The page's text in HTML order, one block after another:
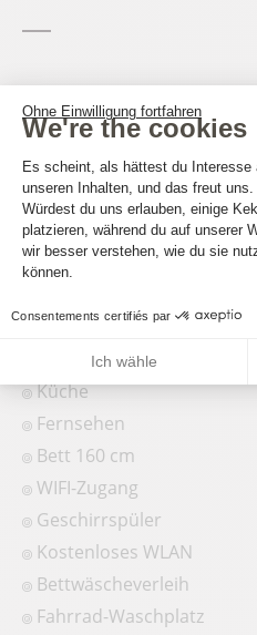
Capacité
Capacité maximum : 6
Nombre de salles de bain :
Küche
Fernsehen
Bett 160 cm
WIFI-Zugang
Geschirrspüler
Kostenloses WLAN
Bettwäscheverleih
Fahrrad-Waschplatz
Ohne Einwilligung fortfahren
We're the cookies
Es scheint, als hättest du Interesse
unseren Inhalten, und das freut uns.
Würdest du uns erlauben, einige
platzieren, während du auf unserer
wir besser verstehen, wie du sie
können.
Consentements certifiés par
Ich wähle
Axeptio